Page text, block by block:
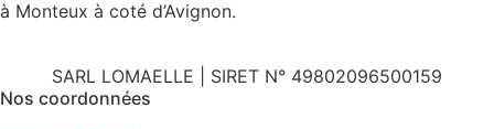
à Monteux à coté d’Avignon.
SARL LOMAELLE | SIRET N° 49802096500159
Nos coordonnées